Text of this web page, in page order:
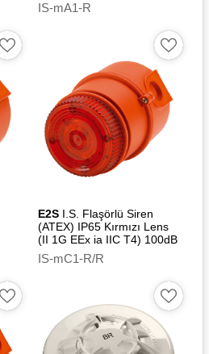
IS-mA1-R
E2S I.S. Flaşörlü Siren
(ATEX) IP65 Kırmızı Lens
(II 1G EEx ia IIC T4) 100dB
IS-mC1-R/R